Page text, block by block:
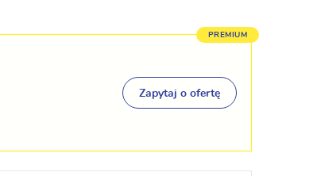
Zapytaj o ofertę